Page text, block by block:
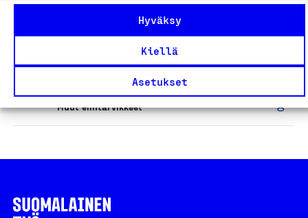
Hyväksy
Kiellä
Asetukset
Muut elintarvikkeet
Suomalaiset marjajauheet
Muut elintarvikkeet